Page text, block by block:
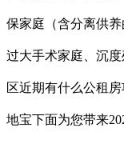
保家庭（含分离供
过大手术家庭、沉
区近期有什么公租
地宝下面为您带来